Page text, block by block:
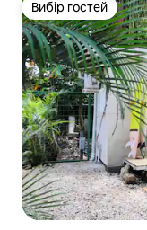
Вибір гостей
Вибір гостей